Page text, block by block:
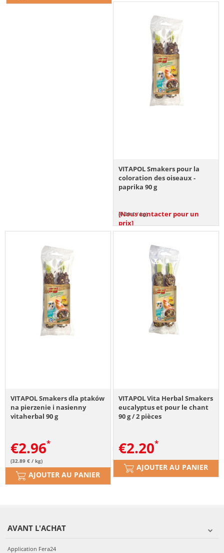
VITAPOL Smakers pour la
coloration des oiseaux -
paprika 90 g
[Nous contacter pour un
prix]
(0.00 € / kg)
VITAPOL Smakers dla ptaków
na pierzenie i nasienny
vitaherbal 90 g
€2.96
(32.89 € / kg)
AJOUTER AU PANIER
VITAPOL Vita Herbal Smakers
eucalyptus et pour le chant
90 g / 2 pièces
€2.20
AJOUTER AU PANIER
AVANT L'ACHAT
Application Fera24